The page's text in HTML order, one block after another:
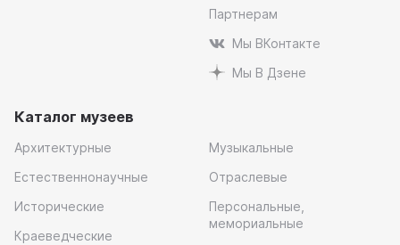
Партнерам
Мы ВКонтакте
Мы В Дзене
Каталог музеев
Архитектурные
Естественнонаучные
Исторические
Краеведческие
Музыкальные
Отраслевые
Персональные,
мемориальные